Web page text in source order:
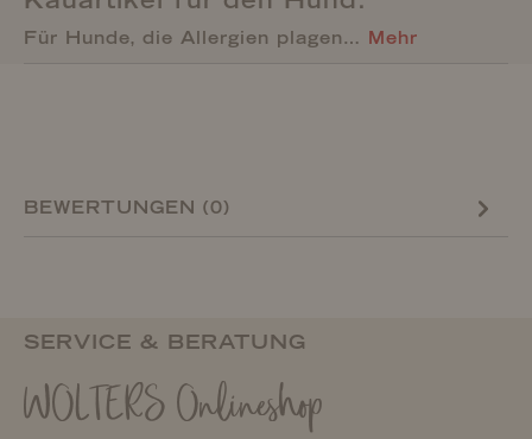
Für Hunde, die Allergien plagen… Mehr
BEWERTUNGEN (0)
SERVICE & BERATUNG
WOLTERS Onlineshop